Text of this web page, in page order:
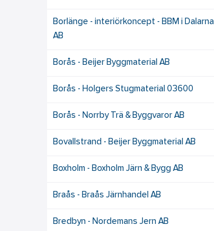
Borlänge - interiörkoncept - BBM i Dalarna
AB
Borås - Beijer Byggmaterial AB
Borås - Holgers Stugmaterial 03600
Borås - Norrby Trä & Byggvaror AB
Bovallstrand - Beijer Byggmaterial AB
Boxholm - Boxholm Järn & Bygg AB
Braås - Braås Järnhandel AB
Bredbyn - Nordemans Jern AB